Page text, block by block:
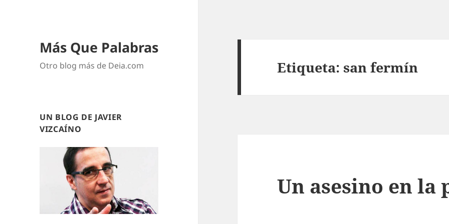
Más Que Palabras
Otro blog más de Deia.com
UN BLOG DE JAVIER
VIZCAÍNO
Etiqueta:san fermín
Un asesino en la